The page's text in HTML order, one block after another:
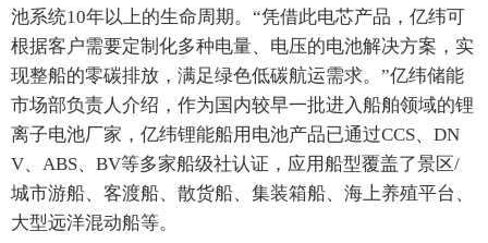
池系统10年以上的生命周期。“凭借此电芯产品，亿纬可
根据客户需要定制化多种电量、电压的电池解决方案，实
现整船的零碳排放，满足绿色低碳航运需求。”亿纬储能
市场部负责人介绍，作为国内较早一批进入船舶领域的锂
离子电池厂家，亿纬锂能船用电池产品已通过CCS、DN
V、ABS、BV等多家船级社认证，应用船型覆盖了景区/
城市游船、客渡船、散货船、集装箱船、海上养殖平台、
大型远洋混动船等。